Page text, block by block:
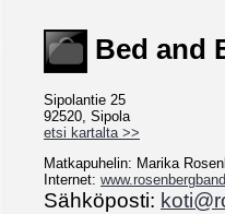
Bed and
Sipolantie 25
92520, Sipola
etsi kartalta >>
Matkapuhelin: Marika
Internet:
Sähköposti: